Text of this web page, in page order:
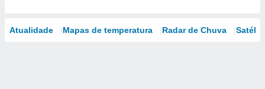
Atualidade Mapas de temperatura Radar de Chuva